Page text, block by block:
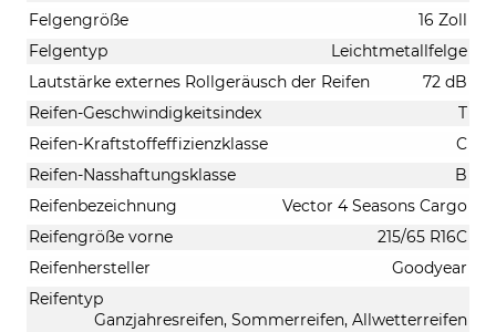
Felgengröße
16 Zoll
Felgentyp
Leichtmetallfelge
Lautstärke externes Rollgeräusch der Reifen
72 dB
Reifen-Geschwindigkeitsindex
T
Reifen-Kraftstoffeffizienzklasse
C
Reifen-Nasshaftungsklasse
B
Reifenbezeichnung
Vector 4 Seasons Cargo
Reifengröße vorne
215/65 R16C
Reifenhersteller
Goodyear
Reifentyp
Ganzjahresreifen, Sommerreifen, Allwetterreifen